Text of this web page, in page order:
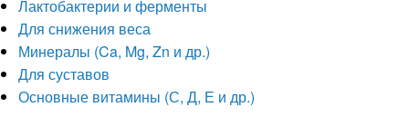
Лактобактерии и ферменты
Для снижения веса
Минералы (Ca, Mg, Zn и др.)
Для суставов
Основные витамины (С, Д, Е и др.)